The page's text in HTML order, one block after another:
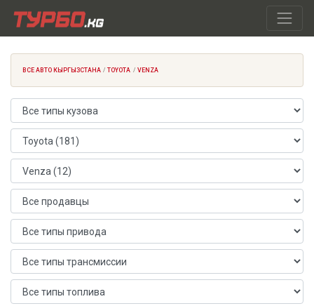
ВСЕ АВТО КЫРГЫЗСТАНА TOYOTA VENZA
Тип кузова
Марка автомобиля
Модель автомобиля
Продавец
Тип привода
Тип трансмиссии
Тип топлива